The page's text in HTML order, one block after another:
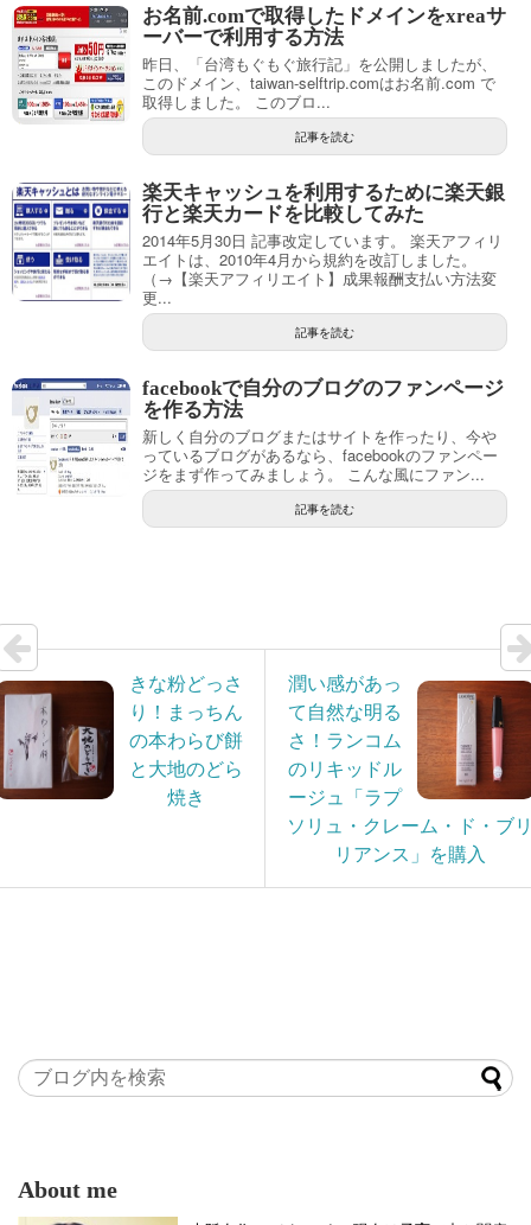
お名前.comで取得したドメインをxreaサ
ーバーで利用する方法
昨日、「台湾もぐもぐ旅行記」を公開しましたが、
このドメイン、taiwan-selftrip.comはお名前.com で
取得しました。 このブロ...
記事を読む
楽天キャッシュを利用するために楽天銀
行と楽天カードを比較してみた
2014年5月30日 記事改定しています。 楽天アフィリ
エイトは、2010年4月から規約を改訂しました。
（→【楽天アフィリエイト】成果報酬支払い方法変
更...
記事を読む
facebookで自分のブログのファンページ
を作る方法
新しく自分のブログまたはサイトを作ったり、今や
っているブログがあるなら、facebookのファンペー
ジをまず作ってみましょう。 こんな風にファン...
記事を読む
きな粉どっさ
り！まっちん
の本わらび餅
と大地のどら
焼き
潤い感があっ
て自然な明る
さ！ランコム
のリキッドル
ージュ「ラプ
ソリュ・クレーム・ド・ブ
リアンス」を購入
About me